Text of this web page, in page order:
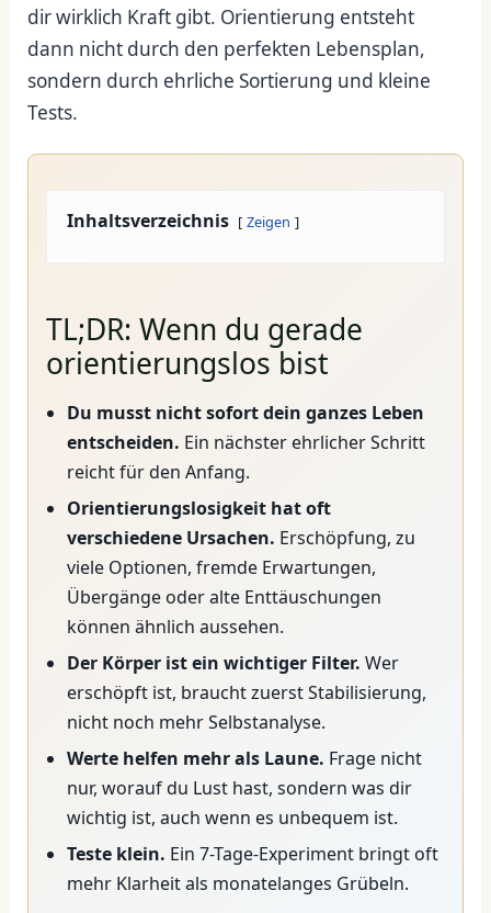
dir wirklich Kraft gibt. Orientierung entsteht
dann nicht durch den perfekten Lebensplan,
sondern durch ehrliche Sortierung und kleine
Tests.
Inhaltsverzeichnis Zeigen
TL;DR: Wenn du gerade
orientierungslos bist
Du musst nicht sofort dein ganzes Leben
entscheiden. Ein nächster ehrlicher Schritt
reicht für den Anfang.
Orientierungslosigkeit hat oft
verschiedene Ursachen. Erschöpfung, zu
viele Optionen, fremde Erwartungen,
Übergänge oder alte Enttäuschungen
können ähnlich aussehen.
Der Körper ist ein wichtiger Filter. Wer
erschöpft ist, braucht zuerst Stabilisierung,
nicht noch mehr Selbstanalyse.
Werte helfen mehr als Laune. Frage nicht
nur, worauf du Lust hast, sondern was dir
wichtig ist, auch wenn es unbequem ist.
Teste klein. Ein 7-Tage-Experiment bringt oft
mehr Klarheit als monatelanges Grübeln.